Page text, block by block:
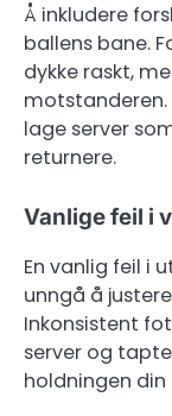
Å inkludere
ballens bane.
dykke raskt,
motstanderen.
lage server
returnere.
Vanlige feil i
En vanlig feil i
unngå å
Inkonsistent
server og
holdningen